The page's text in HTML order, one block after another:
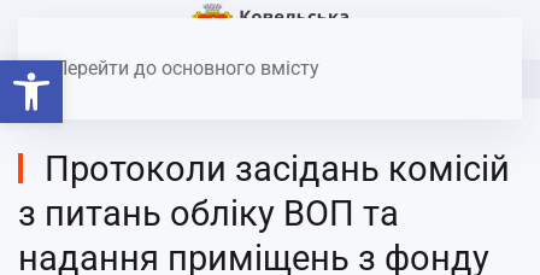
Відкрити Панель інструментів
Перейти до основного вмісту
особам
Протоколи засідань комісій
з питань обліку ВОП та
надання приміщень з фонду